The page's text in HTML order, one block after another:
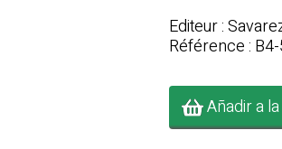
Editeur :
Référence :
Añadir a